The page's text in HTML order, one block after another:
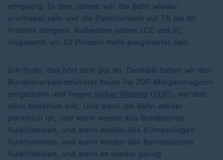
ehrgeizig: In drei Jahren will die Bahn wieder
profitabel sein und die Pünktlichkeit auf 75 bis 80
Prozent steigern. Außerdem sollen ICE und IC
insgesamt um 13 Prozent mehr ausgelastet sein.
Ich finde, das hört sich gut an. Deshalb haben wir den
Bundesverkehrsminister heute ins ZDF-Morgenmagazin
eingeladen und fragen Volker Wissing ( FDP), wer das
alles bezahlen soll. Und wann die Bahn wieder
pünktlich ist, und wann wieder alle Bordbistros
funktionieren, und wann wieder alle Klimaanlagen
funktionieren, und wann wieder alle Bahntoiletten
funktionieren, und wann es wieder genug